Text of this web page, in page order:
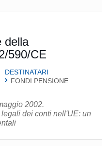
della
590/CE
DESTINATARI
FONDI PENSIONE
2002.
dei conti nell'UE: un